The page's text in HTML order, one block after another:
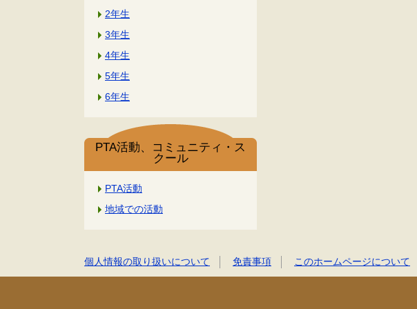
2年生
3年生
4年生
5年生
6年生
PTA活動、コミュニティ・ス
クール
PTA活動
地域での活動
個人情報の取り扱いについて 免責事項 このホームページについて